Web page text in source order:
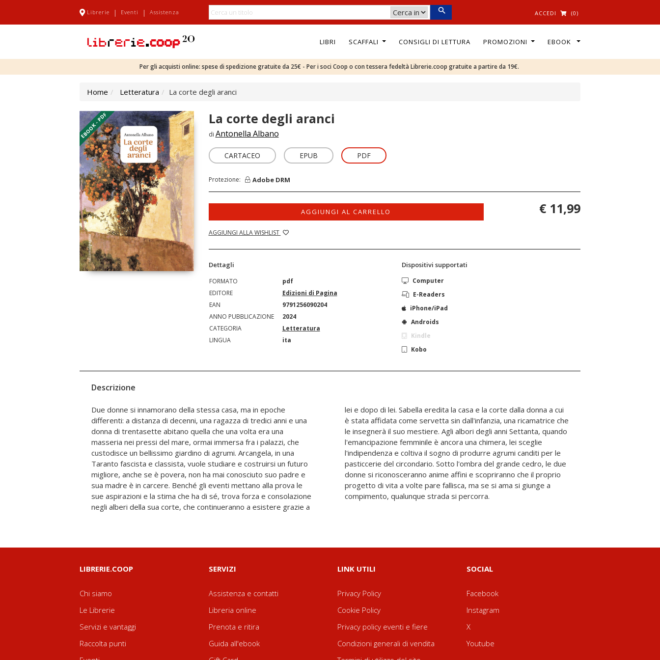
Librerie | Eventi | Assistenza ACCEDI (0)
LIBRI SCAFFALI CONSIGLI DI LETTURA PROMOZIONI EBOOK
Per gli acquisti online: spese di spedizione gratuite da 25€ - Per i soci Coop o con tessera fedeltà Librerie.coop gratuite a partire da 19€.
Home Letteratura La corte degli aranci
EBOOK - PDF La corte degli aranci
di Antonella Albano
CARTACEO EPUB PDF
Protezione: Adobe DRM
AGGIUNGI AL CARRELLO
AGGIUNGI ALLA WISHLIST
€ 11,99
Dettagli
FORMATO
pdf
EDITORE
Edizioni di Pagina
EAN
9791256090204
ANNO PUBBLICAZIONE
2024
CATEGORIA
Letteratura
LINGUA
ita
Dispositivi supportati
Computer
E-Readers
iPhone/iPad
Androids
Kindle
Kobo
Descrizione
Due donne si innamorano della stessa casa, ma in epoche
differenti: a distanza di decenni, una ragazza di tredici anni e una
donna di trentasette abitano quella che una volta era una
masseria nei pressi del mare, ormai immersa fra i palazzi, che
custodisce un bellissimo giardino di agrumi. Arcangela, in una
Taranto fascista e classista, vuole studiare e costruirsi un futuro
migliore, anche se è povera, non ha mai conosciuto suo padre e
sua madre è in carcere. Benché gli eventi mettano alla prova le
sue aspirazioni e la stima che ha di sé, trova forza e consolazione
negli alberi della sua corte, che continueranno a esistere grazie a
lei e dopo di lei. Sabella eredita la casa e la corte dalla donna a cui
è stata affidata come servetta sin dall'infanzia, una ricamatrice che
le insegnerà il suo mestiere. Agli albori degli anni Settanta, quando
l'emancipazione femminile è ancora una chimera, lei sceglie
l'indipendenza e coltiva il sogno di produrre agrumi canditi per le
pasticcerie del circondario. Sotto l'ombra del grande cedro, le due
donne si riconosceranno anime affini e scopriranno che il proprio
progetto di vita a volte pare fallisca, ma se si ama si giunge a
compimento, qualunque strada si percorra.
LIBRERIE.COOP
Chi siamo
Le Librerie
Servizi e vantaggi
Raccolta punti
SERVIZI
Assistenza e contatti
Libreria online
Prenota e ritira
Guida all'ebook
LINK UTILI
Privacy Policy
Cookie Policy
Privacy policy eventi e fiere
Condizioni generali di vendita
SOCIAL
Facebook
Instagram
X
Youtube